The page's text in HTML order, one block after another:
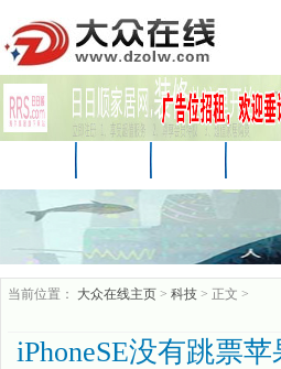
企业 游戏
当前位置： 大众在线主页 > 科技 > 正文 >
iPhoneSE没有跳票